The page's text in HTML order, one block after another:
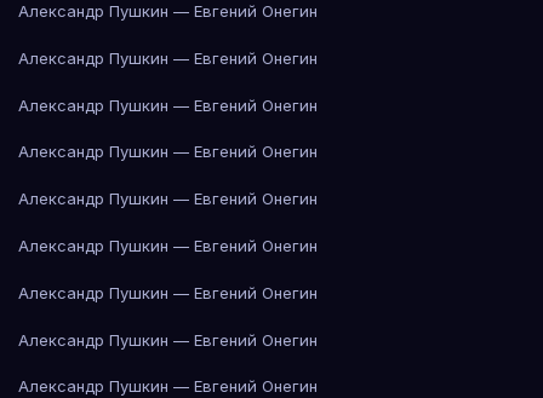
Александр Пушкин — Евгений Онегин
Александр Пушкин — Евгений Онегин
Александр Пушкин — Евгений Онегин
Александр Пушкин — Евгений Онегин
Александр Пушкин — Евгений Онегин
Александр Пушкин — Евгений Онегин
Александр Пушкин — Евгений Онегин
Александр Пушкин — Евгений Онегин
Александр Пушкин — Евгений Онегин